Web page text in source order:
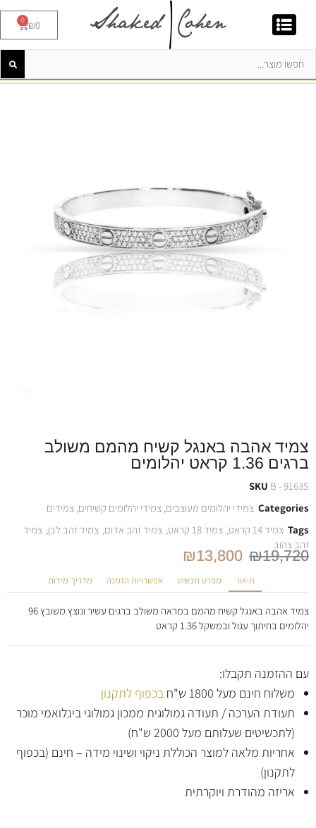
₪0
0
צמיד אהבה באנגל קשיח מהמם משולב
ברגים 1.36 קראט יהלומים
SKU B - 9163S
Categories צמידי יהלומים מעוצבים, צמידי יהלומים קשיחים, צמידים
Tags צמיד 14 קראט , צמיד 18 קראט , צמיד זהב אדום, צמיד זהב לבן, צמיד
זהב צהוב
₪19,720
₪13,800
תיאור מפרט תכשיט אפשרויות הזמנה מדריך מידות
צמיד אהבה באנגל קשיח מהמם במראה משולב ברגים עשיר ונוצץ משובץ 96
יהלומים בחיתוך עגול ובמשקל 1.36 קראט
עם ההזמנה תקבלו:
משלוח חינם מעל 1800 ש"ח
בכפוף לתקנון
תעודת הערכה / תעודה גמולוגית ממכון גמולוגי בינלואמי מוכר
(לתכשיטים שעלותם מעל 2000 ש"ח)
אחריות מלאה למוצר הכוללת ניקוי ושינוי מידה – חינם (בכפוף
לתקנון)
אריזה מהודרת ויוקרתית